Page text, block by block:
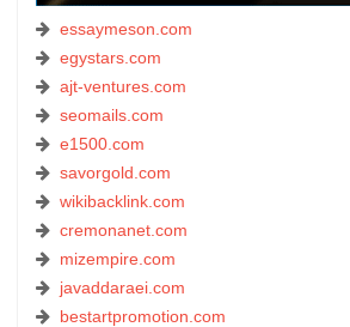
essaymeson.com
egystars.com
ajt-ventures.com
seomails.com
e1500.com
savorgold.com
wikibacklink.com
cremonanet.com
mizempire.com
javaddaraei.com
bestartpromotion.com